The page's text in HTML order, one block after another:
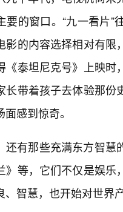
要的窗口。“九一看片
影的内容选择相对有
《泰坦尼克号》上映
长带着孩子去体验那
感到惊奇。
还有那些充满东方智
》等，它们不仅是娱
、智慧，也开始对世界